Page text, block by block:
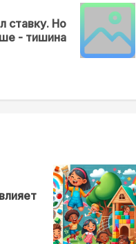
ставку. Но
- тишина